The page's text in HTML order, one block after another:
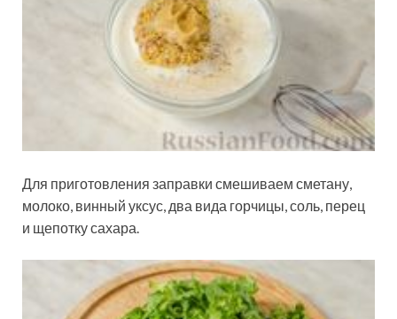
Для приготовления заправки смешиваем сметану,
молоко, винный уксус, два вида горчицы, соль, перец
и щепотку сахара.